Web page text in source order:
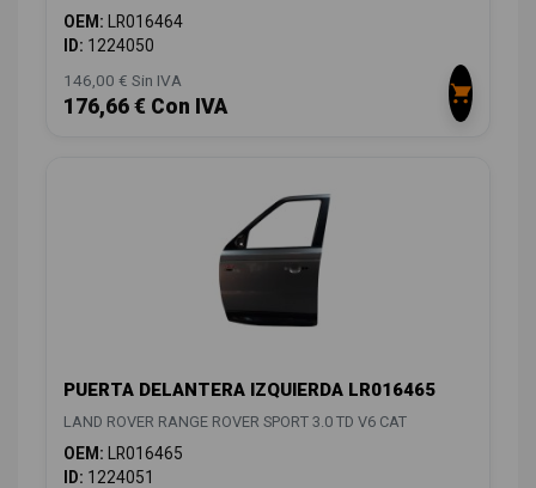
OEM: LR016464
ID: 1224050
146,00 € Sin IVA
176,66 € Con IVA
PUERTA DELANTERA IZQUIERDA LR016465
LAND ROVER RANGE ROVER SPORT 3.0 TD V6 CAT
OEM: LR016465
ID: 1224051